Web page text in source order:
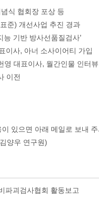
식 협회장 포상 등
준) 개선사업 추진 경과
능 기반 방사선품질검사’
이사, 아너 소사이어티 가입
영 대표이사, 월간인물 인터
이전
있으면 아래 메일로 보내
양우 연구원)
파괴검사협회 활동보고